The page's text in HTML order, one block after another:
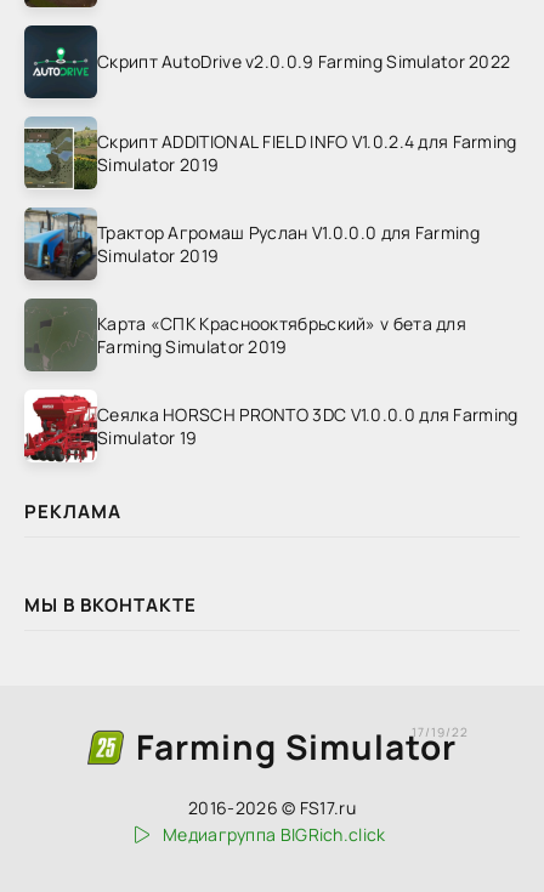
Скрипт AutoDrive v2.0.0.9 Farming Simulator 2022
Скрипт ADDITIONAL FIELD INFO V1.0.2.4 для Farming
Simulator 2019
Трактор Агромаш Руслан V1.0.0.0 для Farming
Simulator 2019
Карта «СПК Краснооктябрьский» v бета для
Farming Simulator 2019
Сеялка HORSCH PRONTO 3DC V1.0.0.0 для Farming
Simulator 19
РЕКЛАМА
МЫ В ВКОНТАКТЕ
Farming Simulator
17/19/22
2016-2026 © FS17.ru
Медиагруппа BIGRich.click